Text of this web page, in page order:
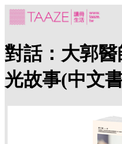
對話：大郭
光故事(中文